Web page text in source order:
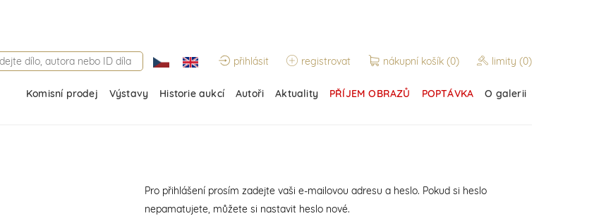
přihlásit registrovat nákupní košík (0) limity (0)
Komisní prodej Výstavy Historie aukcí Autoři Aktuality PŘÍJEM OBRAZŮ POPTÁVKA O galerii
Pro přihlášení prosím zadejte vaši e-mailovou adresu a heslo. Pokud si heslo
nepamatujete, můžete si nastavit heslo nové.